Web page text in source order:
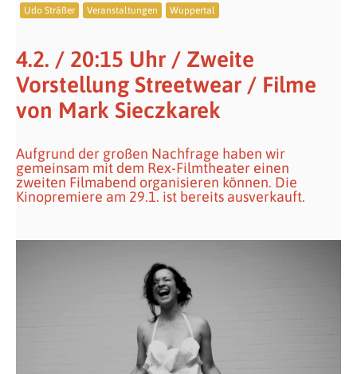
Udo Sträßer
Veranstaltungen Wuppertal
4.2. / 20:15 Uhr / Zweite
Vorstellung Streetwear / Filme
von Mark Sieczkarek
Aufgrund der großen Nachfrage haben wir
gemeinsam mit dem Rex-Filmtheater einen
zweiten Filmabend organisieren können. Die
Kinopremiere am 29.1. ist bereits ausverkauft.